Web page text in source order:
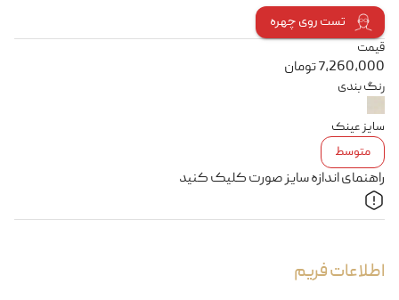
تست روی چهره
قیمت
7,260,000تومان
رنگ بندی
سایز عینک
متوسط
راهنمای اندازه سایز صورت کلیک کنید
اطلاعات فریم